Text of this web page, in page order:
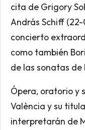
cita de Grigory
András Schiff
concierto
como también
de las sonatas de
Ópera, oratorio y
València y su
interpretarán de